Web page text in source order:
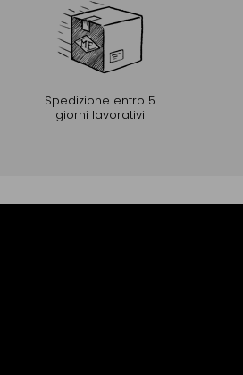
Spedizione entro 5
giorni lavorativi